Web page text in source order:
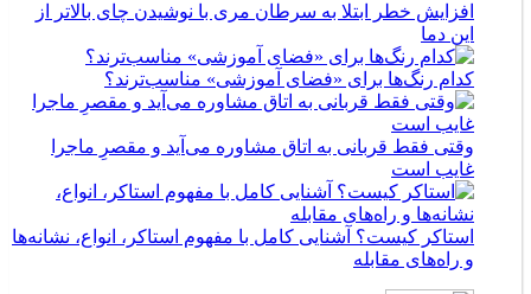
افزایش خطر ابتلا به سرطان مری با نوشیدن چای بالاتر از
این دما
کدام رنگ‌ها برای «فضای آموزشی» مناسب‌ترند؟
وقتی فقط قربانی به اتاق مشاوره می‌آید و مقصرِ ماجرا
غایب است
استاکر کیست؟ آشنایی کامل با مفهوم استاکر، انواع، نشانه‌ها
و راه‌های مقابله